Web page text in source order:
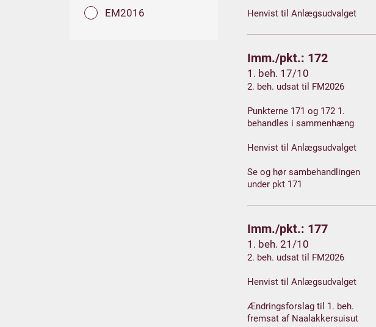
EM2016
Henvist til Anlægsudvalget
Imm./pkt.: 172
1. beh. 17/10
2. beh. udsat til FM2026
Punkterne 171 og 172 1.
behandles i sammenhæng
Henvist til Anlægsudvalget
Se og hør sambehandlingen
under pkt 171
Imm./pkt.: 177
1. beh. 21/10
2. beh. udsat til FM2026
Henvist til Anlægsudvalget
Ændringsforslag til 1. beh.
fremsat af Naalakkersuisut